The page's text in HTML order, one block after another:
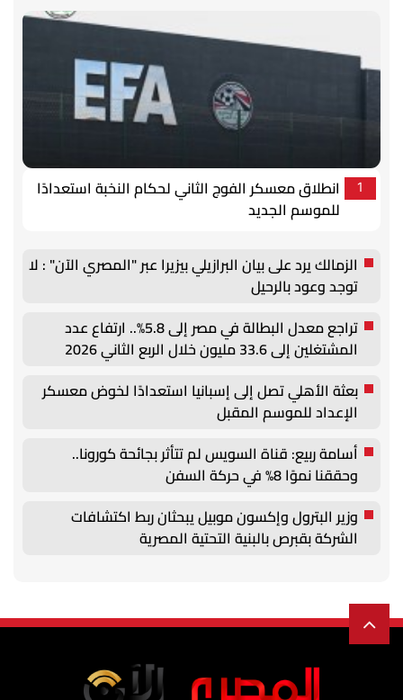
1
انطلاق معسكر الفوج الثاني لحكام النخبة استعدادًا
للموسم الجديد
الزمالك يرد على بيان البرازيلي بيزيرا عبر "المصري الآن" : لا
توجد وعود بالرحيل
تراجع معدل البطالة في مصر إلى 5.8%.. ارتفاع عدد
المشتغلين إلى 33.6 مليون خلال الربع الثاني 2026
بعثة الأهلي تصل إلى إسبانيا استعدادًا لخوض معسكر
الإعداد للموسم المقبل
أسامة ربيع: قناة السويس لم تتأثر بجائحة كورونا..
وحققنا نموًا 8% في حركة السفن
وزير البترول وإكسون موبيل يبحثان ربط اكتشافات
الشركة بقبرص بالبنية التحتية المصرية